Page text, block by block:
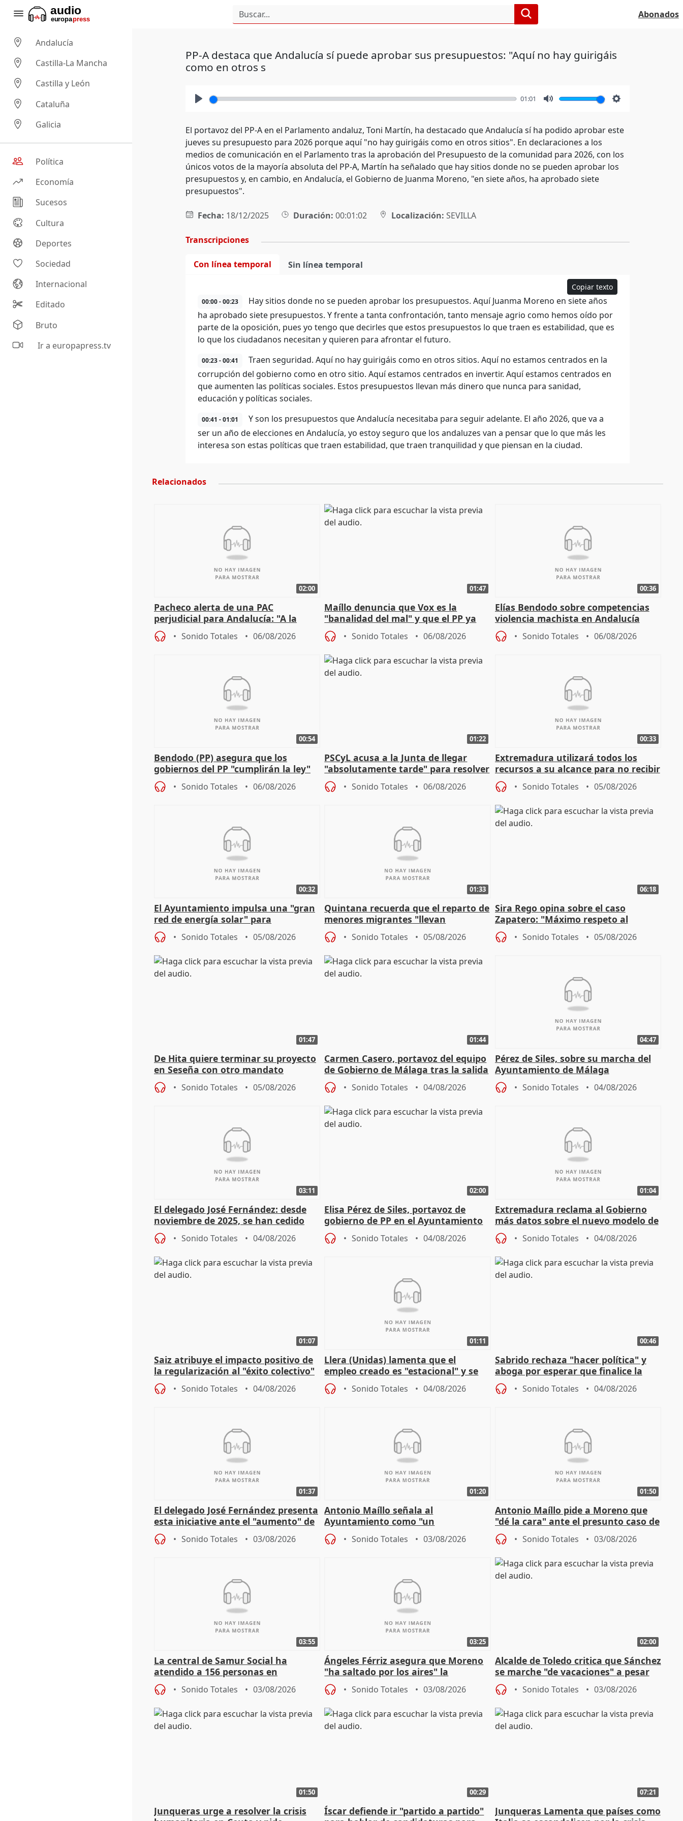
Abonados
Andalucía
Castilla-La Mancha
Castilla y León
Cataluña
Galicia
Política
Economía
Sucesos
Cultura
Deportes
Sociedad
Internacional
Editado
Bruto
Ir a europapress.tv
PP-A destaca que Andalucía sí puede aprobar sus presupuestos: "Aquí no hay guirigáis
como en otros s
01:01
El portavoz del PP-A en el Parlamento andaluz, Toni Martín, ha destacado que Andalucía sí ha podido aprobar este
jueves su presupuesto para 2026 porque aquí "no hay guirigáis como en otros sitios". En declaraciones a los
medios de comunicación en el Parlamento tras la aprobación del Presupuesto de la comunidad para 2026, con los
únicos votos de la mayoría absoluta del PP-A, Martín ha señalado que hay sitios donde no se pueden aprobar los
presupuestos y, en cambio, en Andalucía, el Gobierno de Juanma Moreno, "en siete años, ha aprobado siete
presupuestos".
Fecha: 18/12/2025 Duración: 00:01:02 Localización: SEVILLA
Transcripciones
Con línea temporal Sin línea temporal
Copiar texto
00:00 - 00:23
Hay sitios donde no se pueden aprobar los presupuestos. Aquí Juanma Moreno en siete años
ha aprobado siete presupuestos. Y frente a tanta confrontación, tanto mensaje agrio como hemos oído por
parte de la oposición, pues yo tengo que decirles que estos presupuestos lo que traen es estabilidad, que es
lo que los ciudadanos necesitan y quieren para afrontar el futuro.
00:23 - 00:41
Traen seguridad. Aquí no hay guirigáis como en otros sitios. Aquí no estamos centrados en la
corrupción del gobierno como en otro sitio. Aquí estamos centrados en invertir. Aquí estamos centrados en
que aumenten las políticas sociales. Estos presupuestos llevan más dinero que nunca para sanidad,
educación y políticas sociales.
00:41 - 01:01
Y son los presupuestos que Andalucía necesitaba para seguir adelante. El año 2026, que va a
ser un año de elecciones en Andalucía, yo estoy seguro que los andaluzes van a pensar que lo que más les
interesa son estas políticas que traen estabilidad, que traen tranquilidad y que piensan en la ciudad.
Relacionados
02:00
Pacheco alerta de una PAC
perjudicial para Andalucía: "A la
agricultura hay que protegerla"
Sonido Totales 06/08/2026
01:47
Maíllo denuncia que Vox es la
"banalidad del mal" y que el PP ya
asume todas sus tesis
Sonido Totales 06/08/2026
00:36
Elías Bendodo sobre competencias
violencia machista en Andalucía
Sonido Totales 06/08/2026
00:54
Bendodo (PP) asegura que los
gobiernos del PP "cumplirán la ley"
sobre los menores migrantes
Sonido Totales 06/08/2026
01:22
PSCyL acusa a la Junta de llegar
"absolutamente tarde" para resolver
problemas como Newcastle
Sonido Totales 06/08/2026
00:33
Extremadura utilizará todos los
recursos a su alcance para no recibir
más menores migrantes
Sonido Totales 05/08/2026
00:32
El Ayuntamiento impulsa una "gran
red de energía solar" para
autoconsumo
Sonido Totales 05/08/2026
01:33
Quintana recuerda que el reparto de
menores migrantes "llevan
aportación del Gobierno" central
Sonido Totales 05/08/2026
06:18
Sira Rego opina sobre el caso
Zapatero: "Máximo respeto al
proceso judicial"
Sonido Totales 05/08/2026
01:47
De Hita quiere terminar su proyecto
en Seseña con otro mandato
Sonido Totales 05/08/2026
01:44
Carmen Casero, portavoz del equipo
de Gobierno de Málaga tras la salida
de Pérez de Siles
Sonido Totales 04/08/2026
04:47
Pérez de Siles, sobre su marcha del
Ayuntamiento de Málaga
Sonido Totales 04/08/2026
03:11
El delegado José Fernández: desde
noviembre de 2025, se han cedido
9.810 ayudas por nacimiento
Sonido Totales 04/08/2026
02:00
Elisa Pérez de Siles, portavoz de
gobierno de PP en el Ayuntamiento
de Málaga, deja la política
Sonido Totales 04/08/2026
01:04
Extremadura reclama al Gobierno
más datos sobre el nuevo modelo de
financiación
Sonido Totales 04/08/2026
01:07
Saiz atribuye el impacto positivo de
la regularización al "éxito colectivo"
del Gobierno
Sonido Totales 04/08/2026
01:11
Llera (Unidas) lamenta que el
empleo creado es "estacional" y se
"esfumará" al acabar el verano
Sonido Totales 04/08/2026
00:46
Sabrido rechaza "hacer política" y
aboga por esperar que finalice la
investigación del incendio
Sonido Totales 04/08/2026
01:37
El delegado José Fernández presenta
esta iniciative ante el "aumento" de
personas sin hogar en Madri
Sonido Totales 03/08/2026
01:20
Antonio Maíllo señala al
Ayuntamiento como "un
especulador más" sobre viviendas de
Jiménez Becerril
Sonido Totales 03/08/2026
01:50
Antonio Maíllo pide a Moreno que
"dé la cara" ante el presunto caso de
acoso del CEO de ADM
Sonido Totales 03/08/2026
03:55
La central de Samur Social ha
atendido a 156 personas en
situación de calle durante Campaña
de CalorSonido Totales 03/08/2026
03:25
Ángeles Férriz asegura que Moreno
"ha saltado por los aires" la
negociación tras acuerdo con SMA
Sonido Totales 03/08/2026
02:00
Alcalde de Toledo critica que Sánchez
se marche "de vacaciones" a pesar
de la crisis migratoria
Sonido Totales 03/08/2026
01:50
Junqueras urge a resolver la crisis
00:29
Íscar defiende ir "partido a partido"
07:21
Junqueras Lamenta que países como